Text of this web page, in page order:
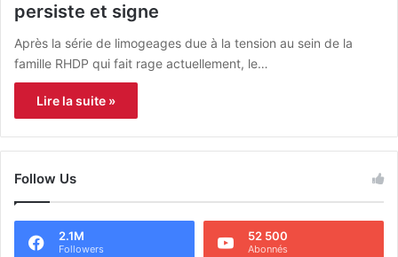
persiste et signe
Après la série de limogeages due à la tension au sein de la
famille RHDP qui fait rage actuellement, le…
Lire la suite »
Follow Us
2.1M
Followers
52 500
Abonnés